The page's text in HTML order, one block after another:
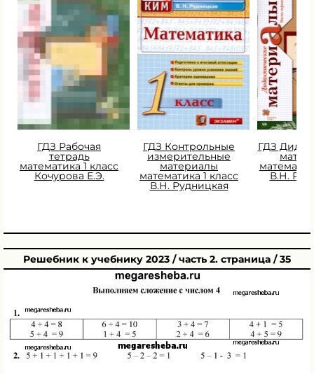
ГДЗ Рабочая
тетрадь
математика 1 класс
Кочурова Е.Э.
ГДЗ Контрольные
измерительные
материалы
математика 1 класс
В.Н. Рудницкая
ГДЗ
В.Н.
Решебник к учебнику 2023 / часть 2. страница / 35